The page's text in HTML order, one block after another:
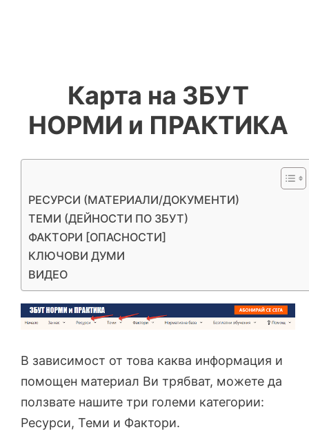
Карта на ЗБУТ
НОРМИ и ПРАКТИКА
РЕСУРСИ (МАТЕРИАЛИ/ДОКУМЕНТИ)
ТЕМИ (ДЕЙНОСТИ ПО ЗБУТ)
ФАКТОРИ [ОПАСНОСТИ]
КЛЮЧОВИ ДУМИ
ВИДЕО
В зависимост от това каква информация и
помощен материал Ви трябват, можете да
ползвате нашите три големи категории:
Ресурси, Теми и Фактори.